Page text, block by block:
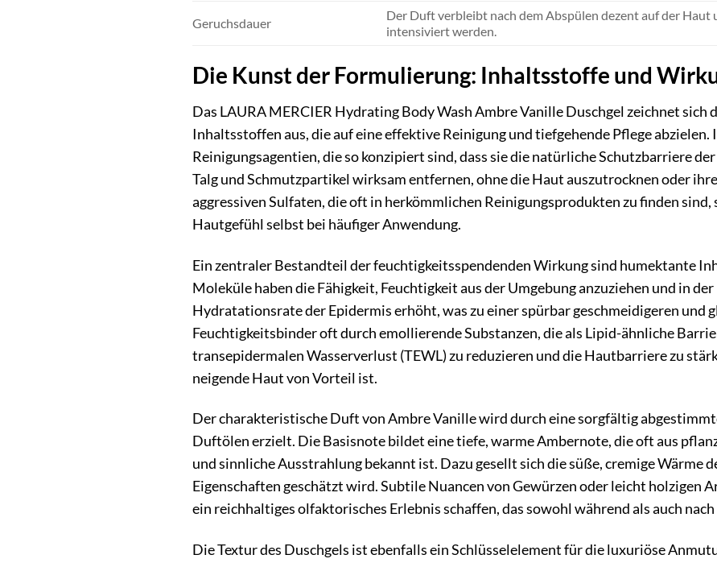
Geruchsdauer
Der Duft verbleibt nach dem Abspülen dezent auf der Haut
intensiviert werden.
Die Kunst der Formulierung: Inhaltsstoffe und
Das LAURA MERCIER Hydrating Body Wash Ambre Vanille Duschgel zeichnet
Inhaltsstoffen aus, die auf eine effektive Reinigung und tiefgehende Pflege abzielen.
Reinigungsagentien, die so konzipiert sind, dass sie die natürliche Schutzbarriere
Talg und Schmutzpartikel wirksam entfernen, ohne die Haut auszutrocknen oder
aggressiven Sulfaten, die oft in herkömmlichen Reinigungsprodukten zu finden
Hautgefühl selbst bei häufiger Anwendung.
Ein zentraler Bestandteil der feuchtigkeitsspendenden Wirkung sind humektante
Moleküle haben die Fähigkeit, Feuchtigkeit aus der Umgebung anzuziehen und in
Hydratationsrate der Epidermis erhöht, was zu einer spürbar geschmeidigeren
Feuchtigkeitsbinder oft durch emollierende Substanzen, die als Lipid-ähnliche
transepidermalen Wasserverlust (TEWL) zu reduzieren und die Hautbarriere zu
neigende Haut von Vorteil ist.
Der charakteristische Duft von Ambre Vanille wird durch eine sorgfältig
Duftölen erzielt. Die Basisnote bildet eine tiefe, warme Ambernote, die oft aus
und sinnliche Ausstrahlung bekannt ist. Dazu gesellt sich die süße, cremige Wärme
Eigenschaften geschätzt wird. Subtile Nuancen von Gewürzen oder leicht holzigen
ein reichhaltiges olfaktorisches Erlebnis schaffen, das sowohl während als auch
Die Textur des Duschgels ist ebenfalls ein Schlüsselelement für die luxuriöse